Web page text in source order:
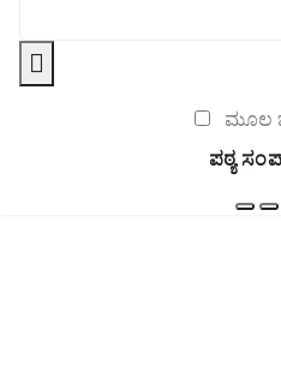
ಮೂಲ
ಪಠ್ಯ